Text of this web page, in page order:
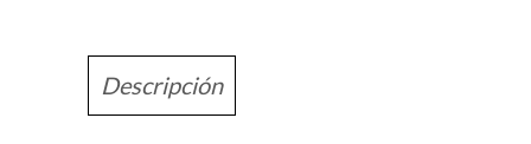
Descripción